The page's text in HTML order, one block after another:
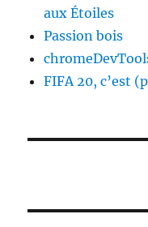
aux Étoiles
Passion bois
FIFA 20, c’est